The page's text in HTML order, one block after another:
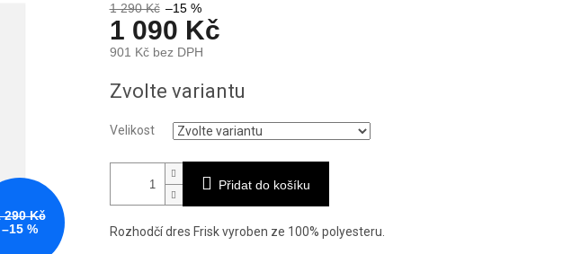
290 Kč
–15 %
1 290 Kč –15 %
1 090 Kč
901 Kč bez DPH
cena:
Zvolte variantu
Velikost
Přidat do košíku
Rozhodčí dres Frisk vyroben ze 100% polyesteru.